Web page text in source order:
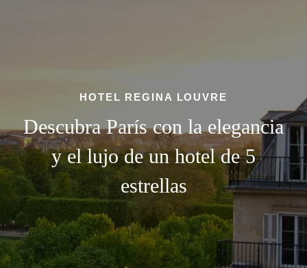
HOTEL REGINA LOUVRE
Descubra París con la elegancia
y el lujo de un hotel de 5
estrellas